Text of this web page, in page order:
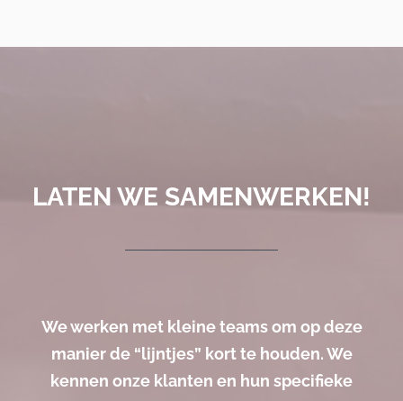
LATEN WE SAMENWERKEN!
We werken met kleine teams om op deze
manier de “lijntjes” kort te houden. We
kennen onze klanten en hun specifieke